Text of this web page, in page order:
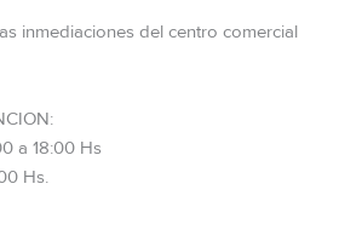
inmediaciones del centro comercial
a 18:00 Hs
Hs.